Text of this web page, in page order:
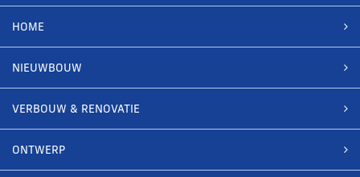
HOME
NIEUWBOUW
VERBOUW & RENOVATIE
ONTWERP